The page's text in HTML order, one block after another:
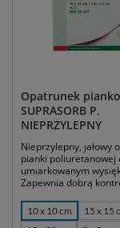
Opatrunek
SUPRASORB P,
NIEPRZYLEPNY
Nieprzylepny, jałowy
pianki poliuretanowej
umiarkowanym
Zapewnia dobrą
10 x 10 cm
15 x 15